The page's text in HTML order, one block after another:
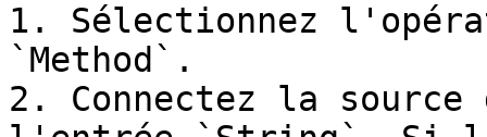
1. Sélectionnez
`Method`.
2. Connectez la